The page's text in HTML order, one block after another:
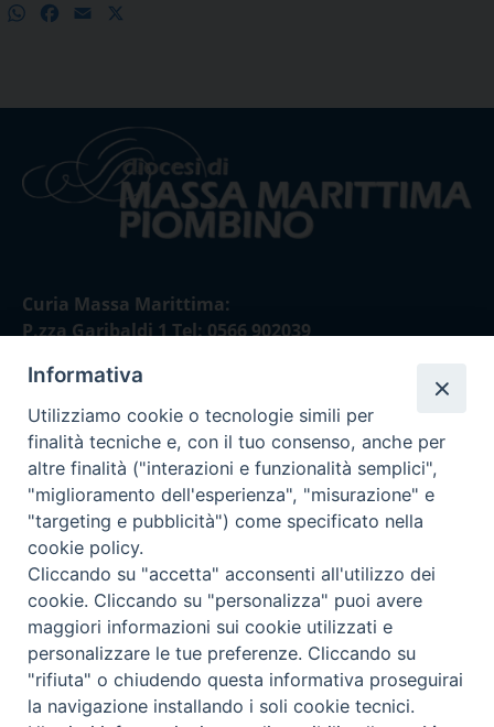
WhatsApp
Facebook
Email
Curia Massa Marittima:
P.zza Garibaldi 1 Tel: 0566 902039
Curia Piombino:
Via Don Minzoni,58/A Tel e Fax: 0565 32036
E-mail:
curia@diocesimassamarittima.it
Privacy policy - trasparenza
Informativa
Utilizziamo cookie o tecnologie simili per
finalità tecniche e, con il tuo consenso, anche per
altre finalità ("interazioni e funzionalità semplici",
"miglioramento dell'esperienza", "misurazione" e
"targeting e pubblicità") come specificato nella
cookie policy.
Cliccando su "accetta" acconsenti all'utilizzo dei
cookie. Cliccando su "personalizza" puoi avere
maggiori informazioni sui cookie utilizzati e
personalizzare le tue preferenze. Cliccando su
"rifiuta" o chiudendo questa informativa proseguirai
la navigazione installando i soli cookie tecnici.